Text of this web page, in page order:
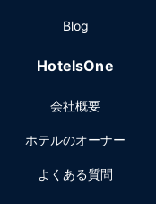
スセンター、エクスプレ
ンでのイベント開催には、
ベント設備をご利用いた
す。
Blog
HotelsOne
会社概要
ホテルのオーナー
よくある質問